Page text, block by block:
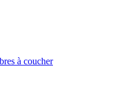
à coucher